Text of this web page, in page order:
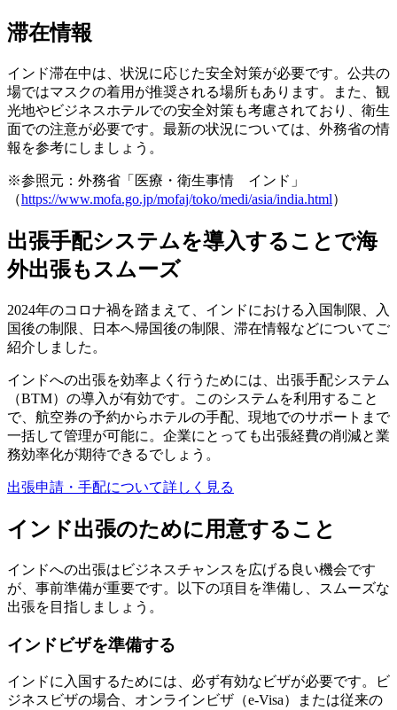
滞在情報
インド滞在中は、状況に応じた安全対策が必要です。公共の
場ではマスクの着用が推奨される場所もあります。また、観
光地やビジネスホテルでの安全対策も考慮されており、衛生
面での注意が必要です。最新の状況については、外務省の情
報を参考にしましょう。
※参照元：外務省「医療・衛生事情 インド」
（https://www.mofa.go.jp/mofaj/toko/medi/asia/india.html）
出張手配システムを導入することで海
外出張もスムーズ
2024年のコロナ禍を踏まえて、インドにおける入国制限、入
国後の制限、日本へ帰国後の制限、滞在情報などについてご
紹介しました。
インドへの出張を効率よく行うためには、出張手配システム
（BTM）の導入が有効です。このシステムを利用すること
で、航空券の予約からホテルの手配、現地でのサポートまで
一括して管理が可能に。企業にとっても出張経費の削減と業
務効率化が期待できるでしょう。
出張申請・手配について詳しく見る
インド出張のために用意すること
インドへの出張はビジネスチャンスを広げる良い機会です
が、事前準備が重要です。以下の項目を準備し、スムーズな
出張を目指しましょう。
インドビザを準備する
インドに入国するためには、必ず有効なビザが必要です。ビ
ジネスビザの場合、オンラインビザ（e-Visa）または従来の